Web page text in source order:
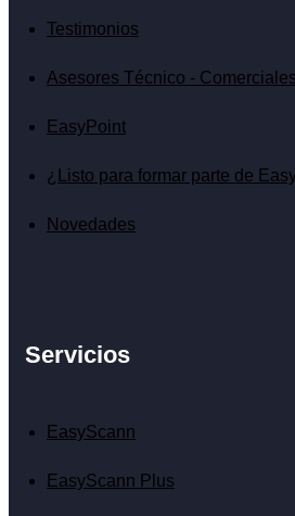
Testimonios
Asesores Técnico - Comerciales
EasyPoint
¿Listo para formar parte de
Novedades
Servicios
EasyScann
EasyScann Plus